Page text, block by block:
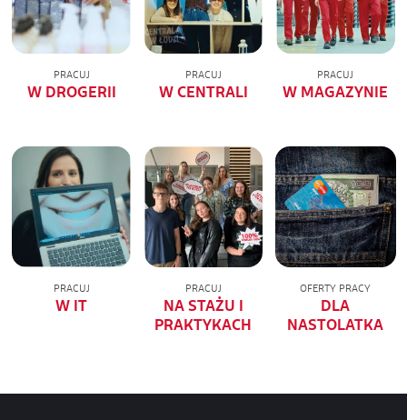
PRACUJ
W DROGERII
PRACUJ
W CENTRALI
PRACUJ
W MAGAZYNIE
PRACUJ
W IT
PRACUJ
NA STAŻU I
PRAKTYKACH
OFERTY PRACY
DLA
NASTOLATKA